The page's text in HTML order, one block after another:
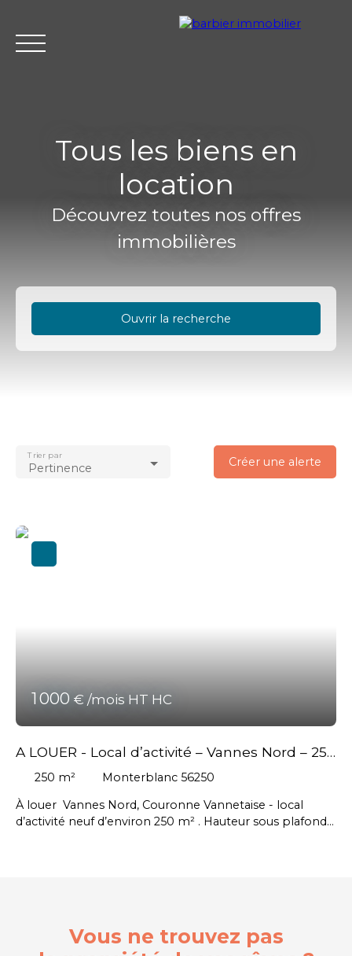
Tous les biens en
location
Découvrez toutes nos offres
immobilières
Ouvrir la recherche
Monterblanc (56250)
Localisation
Surface min (m²)
Pertinence
Trier par Créer une alerte
1 000 € /mois HT HC
A LOUER - Local d’activité – Vannes Nord – 250
m² environ
250 m²
Monterblanc 56250
À louer Vannes Nord, Couronne Vannetaise - local
d’activité neuf d’environ 250 m² . Hauteur sous plafond :
visite. #Arradon, #Arzon, #Baden, #Brandivy, #Colpo,
Vous ne trouvez pas